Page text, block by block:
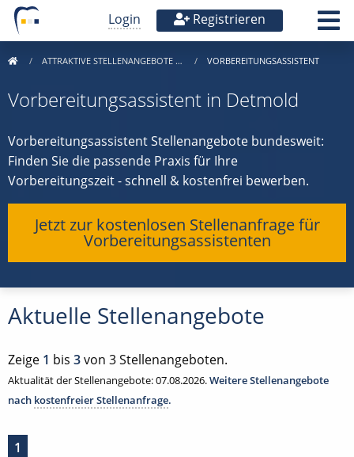
Login Registrieren
ATTRAKTIVE STELLENANGEBOTE … VORBEREITUNGSASSISTENT
Vorbereitungsassistent in Detmold
Vorbereitungsassistent Stellenangebote bundesweit:
Finden Sie die passende Praxis für Ihre
Vorbereitungszeit - schnell & kostenfrei bewerben.
Jetzt zur kostenlosen Stellenanfrage für
Vorbereitungsassistenten
Aktuelle Stellenangebote
Zeige 1 bis 3von 3 Stellenangeboten.
Aktualität der Stellenangebote: 07.08.2026.Weitere Stellenangebote
nach kostenfreier Stellenanfrage.
1